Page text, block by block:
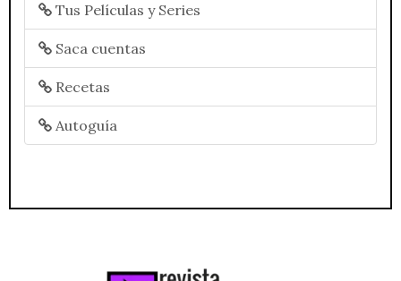
Tus Películas y Series
Saca cuentas
Recetas
Autoguía